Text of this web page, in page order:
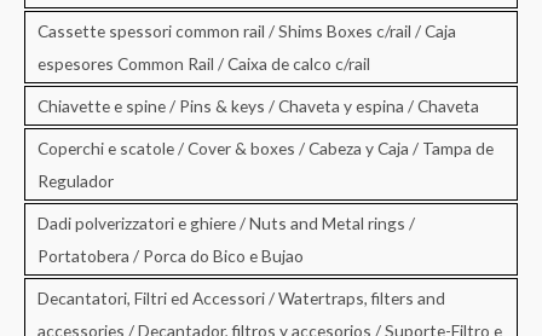
Cassette spessori common rail / Shims Boxes c/rail / Caja
espesores Common Rail / Caixa de calco c/rail
Chiavette e spine / Pins & keys / Chaveta y espina / Chaveta
Coperchi e scatole / Cover & boxes / Cabeza y Caja / Tampa de
Regulador
Dadi polverizzatori e ghiere / Nuts and Metal rings /
Portatobera / Porca do Bico e Bujao
Decantatori, Filtri ed Accessori / Watertraps, filters and
accessories / Decantador, filtros y accesorios / Suporte-Filtro e